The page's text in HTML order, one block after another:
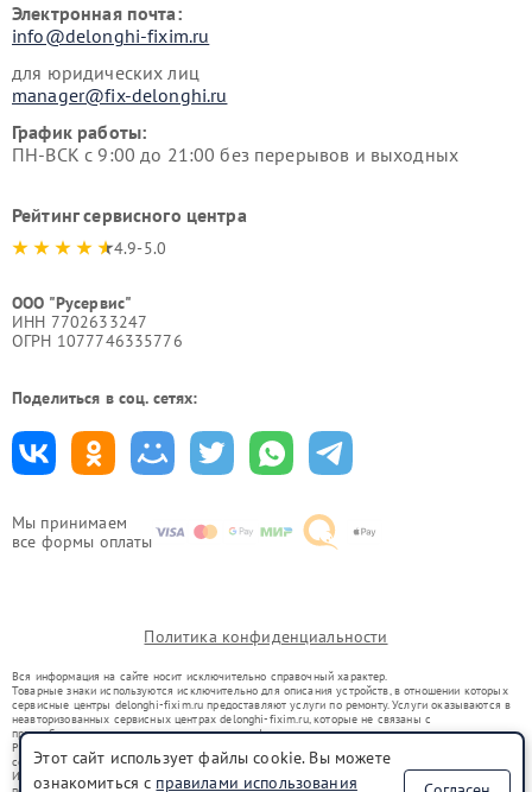
Мы принимаем
все формы оплаты
Электронная почта:
info@delonghi-fixim.ru
для юридических лиц
manager@fix-delonghi.ru
График работы:
ПН-ВСК с 9:00 до 21:00 без перерывов и выходных
Рейтинг сервисного центра
4.9-5.0
ООО "Русервис"
ИНН 7702633247
ОГРН 1077746335776
Поделиться в соц. сетях:
Политика конфиденциальности
Вся информация на сайте носит исключительно справочный характер.
Товарные знаки используются исключительно для описания устройств, в отношении которых
сервисные центры delonghi-fixim.ru предоставляют услуги по ремонту. Услуги оказываются в
неавторизованных сервисных центрах delonghi-fixim.ru, которые не связаны с
правообладателями товарных знаков или их официальными представителями.
Ремонт осуществляется для устройств, уже введенных в гражданский оборот в соответствии
со статьей 1487 ГК РФ.
Использование товарных знаков не преследует цели индивидуализации услуг или введения
Этот сайт использует файлы cookie. Вы можете
ознакомиться с правилами использования